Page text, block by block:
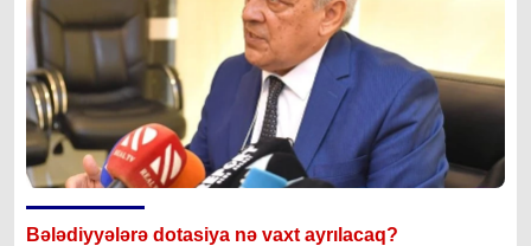
Bələdiyyələrə dotasiya nə vaxt ayrılacaq?